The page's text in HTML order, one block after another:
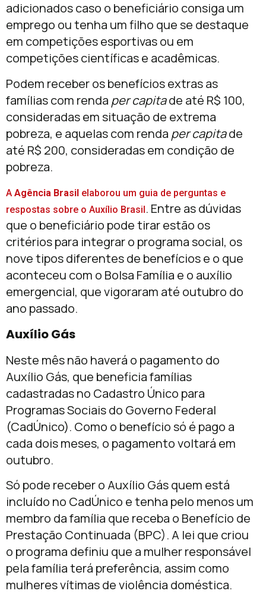
adicionados caso o beneficiário consiga um
emprego ou tenha um filho que se destaque
em competições esportivas ou em
competições científicas e acadêmicas.
Podem receber os benefícios extras as
famílias com renda per capitade até R$ 100,
consideradas em situação de extrema
pobreza, e aquelas com renda per capitade
até R$ 200, consideradas em condição de
pobreza.
A Agência Brasil elaborou um guia de perguntas e
respostas sobre o Auxílio Brasil . Entre as dúvidas
que o beneficiário pode tirar estão os
critérios para integrar o programa social, os
nove tipos diferentes de benefícios e o que
aconteceu com o Bolsa Família e o auxílio
emergencial, que vigoraram até outubro do
ano passado.
Auxílio Gás
Neste mês não haverá o pagamento do
Auxílio Gás, que beneficia famílias
cadastradas no Cadastro Único para
Programas Sociais do Governo Federal
(CadÚnico). Como o benefício só é pago a
cada dois meses, o pagamento voltará em
outubro.
Só pode receber o Auxílio Gás quem está
incluído no CadÚnico e tenha pelo menos um
membro da família que receba o Benefício de
Prestação Continuada (BPC). A lei que criou
o programa definiu que a mulher responsável
pela família terá preferência, assim como
mulheres vítimas de violência doméstica.